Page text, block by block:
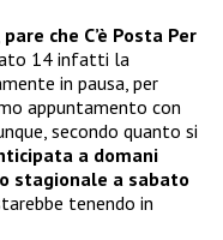
pare che C’è Posta Per
14 infatti la
in pausa, per
appuntamento con
secondo quanto si
a domani
stagionale a sabato
tenendo in